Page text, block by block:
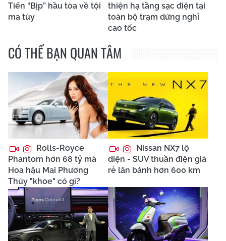
Tiến “Bịp” hầu tòa về tội
ma túy
thiện hạ tầng sạc điện tại
toàn bộ trạm dừng nghỉ
cao tốc
CÓ THỂ BẠN QUAN TÂM
Rolls-Royce
Phantom hơn 68 tỷ mà
Hoa hậu Mai Phương
Thúy "khoe" có gì?
Nissan NX7 lộ
diện - SUV thuần điện giá
rẻ lăn bánh hơn 600 km